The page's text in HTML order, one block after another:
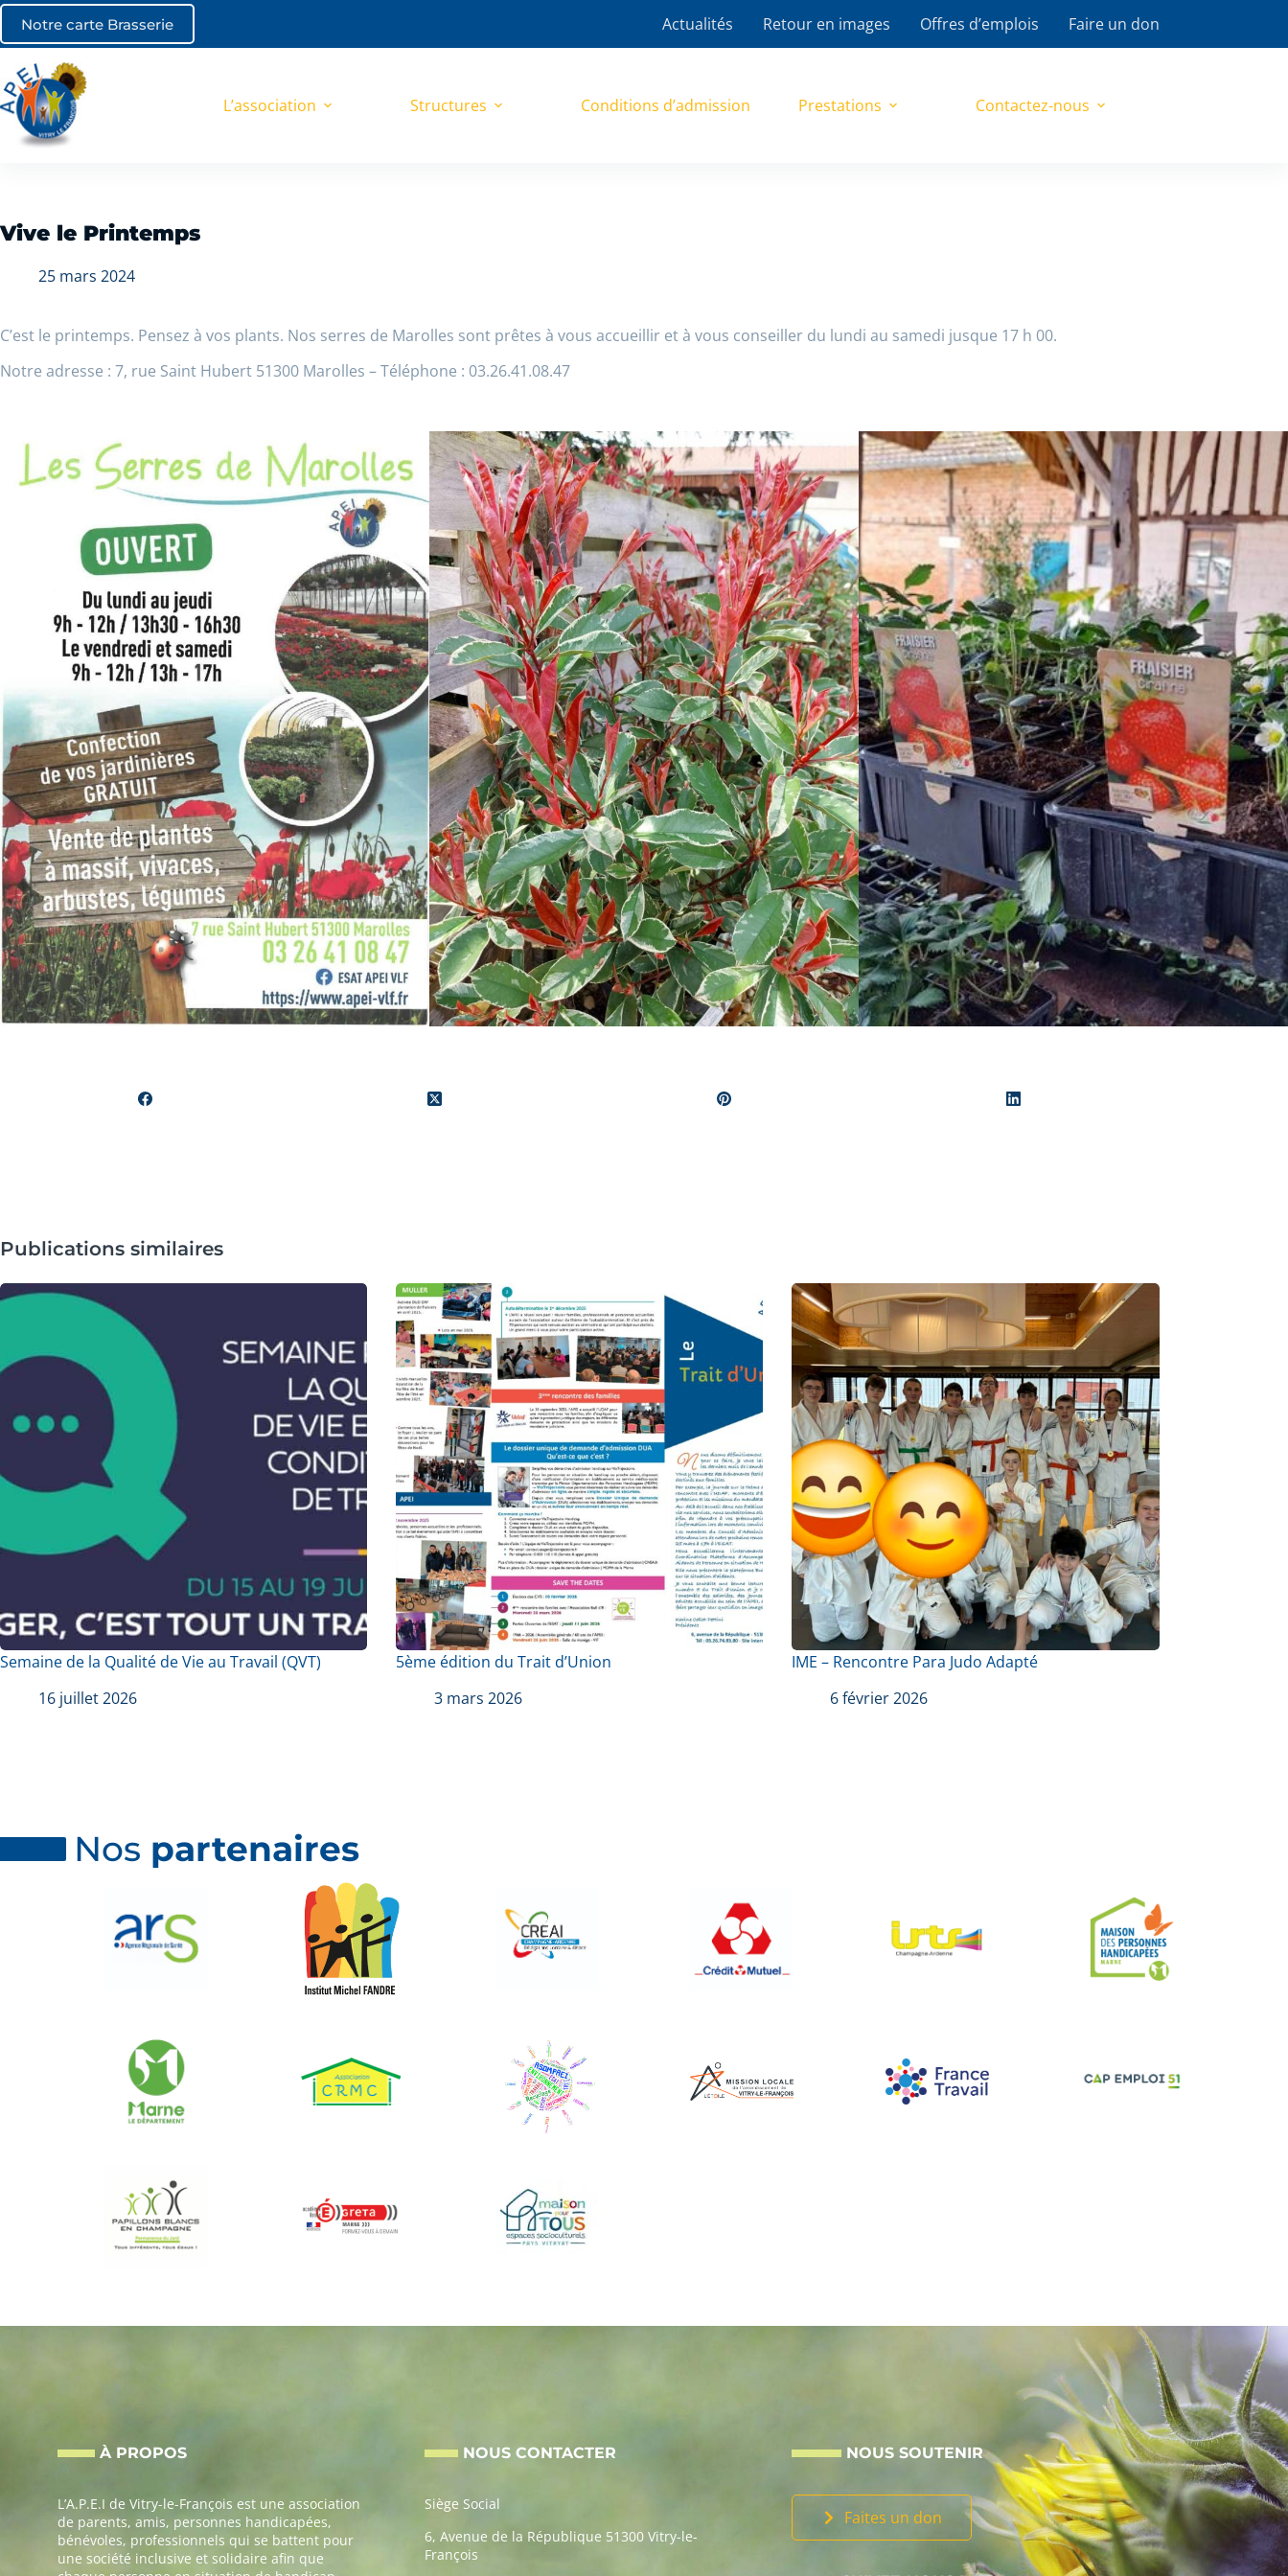
Notre carte Brasserie Actualités Retour en images Offres d’emplois Faire un don
L’association Structures Conditions d’admission Prestations Contactez-nous
Vive le Printemps
25 mars 2024
C’est le printemps. Pensez à vos plants. Nos serres de Marolles sont prêtes à vous accueillir et à vous conseiller du lundi au samedi jusque 17 h 00.
Notre adresse : 7, rue Saint Hubert 51300 Marolles – Téléphone : 03.26.41.08.47
Publications similaires
Semaine de la Qualité de Vie au Travail (QVT)
16 juillet 2026
5ème édition du Trait d’Union
3 mars 2026
IME – Rencontre Para Judo Adapté
6 février 2026
Nos partenaires
À PROPOS
L’A.P.E.I de Vitry-le-François est une association
de parents, amis, personnes handicapées,
bénévoles, professionnels qui se battent pour
une société inclusive et solidaire afin que
NOUS CONTACTER
Siège Social
6, Avenue de la République 51300 Vitry-le-
François
NOUS SOUTENIR
Faites un don